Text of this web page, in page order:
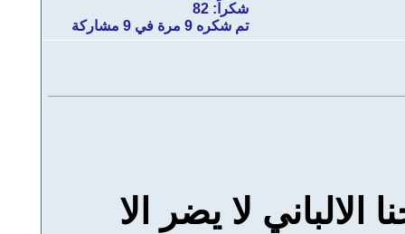
شكراً: 82
تم شكره 9 مرة في 9 مشاركة
لا يضر الا